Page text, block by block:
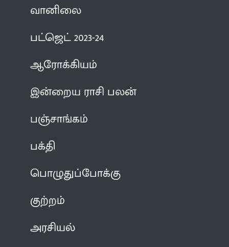
வானிலை
பட்ஜெட் 2023-24
ஆரோக்கியம்
இன்றைய ராசி பலன்
பஞ்சாங்கம்
பக்தி
பொழுதுப்போக்கு
குற்றம்
அரசியல்